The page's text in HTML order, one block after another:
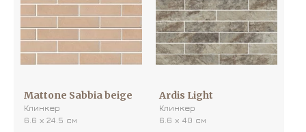
Mattone Sabbia beige
Клинкер
6.6 х 24.5 см
Ardis Light
Клинкер
6.6 х 40 см